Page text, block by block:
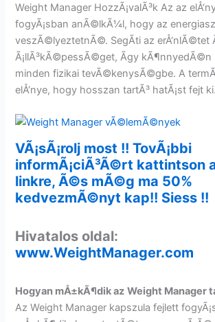
Weight Manager HozzÃ¡valÃ³k Az az
fogyÃ¡sban anÃ©lkÃ¼l, hogy az
veszÃ©lyeztetnÃ©. SegÃ­ti az erÅ‘nlÃ©tet
Ã¡llÃ³kÃ©pessÃ©get, Ã­gy kÃ¶nnyedÃ©n
minden fizikai tevÃ©kenysÃ©gbe. A
elÅ‘nye, hogy hosszan tartÃ³ hatÃ¡st fejt ki.
VÃ¡sÃ¡rolj most !! TovÃ¡bbi
informÃ¡ciÃ³Ã©rt kattintson
linkre, Ã©s mÃ©g ma 50%
kedvezmÃ©nyt kap!! Siess !!
Hivatalos oldal:
www.WeightManager.com
Hogyan mÅ±kÃ¶dik az Weight Manager
Az Weight Manager kapszula fejlett